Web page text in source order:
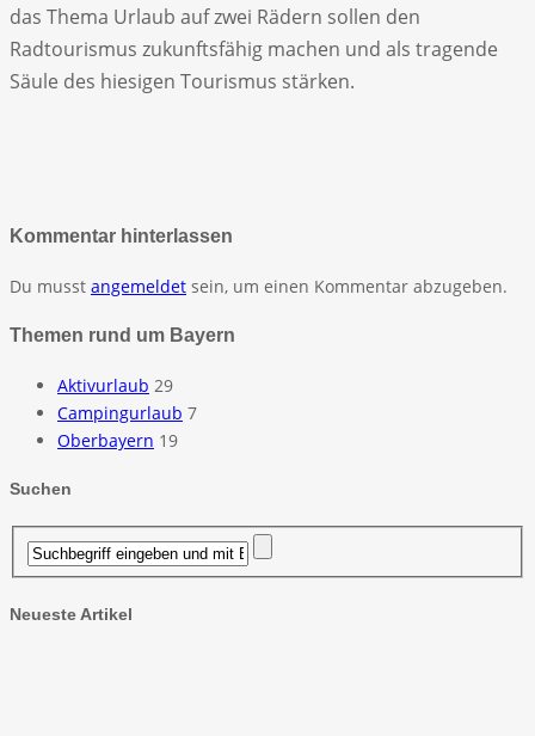
das Thema Urlaub auf zwei Rädern sollen den
Radtourismus zukunftsfähig machen und als tragende
Säule des hiesigen Tourismus stärken.
Kommentar hinterlassen
Du musst angemeldet sein, um einen Kommentar abzugeben.
Themen rund um Bayern
Aktivurlaub 29
Campingurlaub 7
Oberbayern 19
Suchen
Neueste Artikel